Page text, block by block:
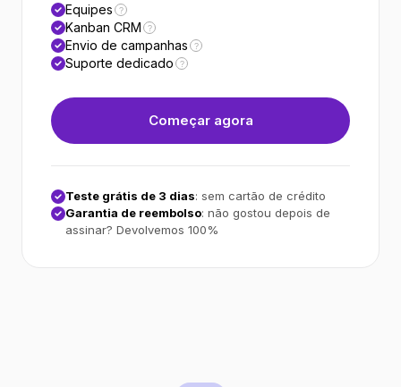
Equipes ?
Kanban CRM ?
Envio de campanhas ?
Suporte dedicado ?
Começar agora
Teste grátis de 3 dias: sem cartão de crédito
Garantia de reembolso: não gostou depois de
assinar? Devolvemos 100%